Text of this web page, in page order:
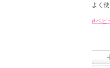
よく
#ベビ